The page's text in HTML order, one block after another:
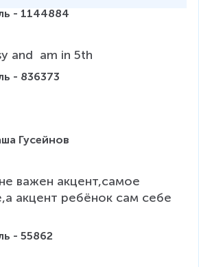
- 1144884
and  am in 5th
- 836373
Гусейнов
важен акцент,самое
акцент ребёнок сам себе
- 55862